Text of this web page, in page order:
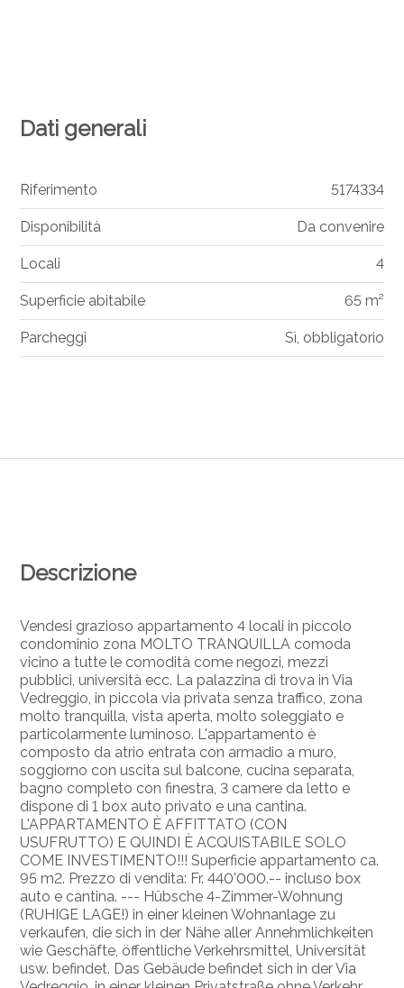
Descrizione
Vendesi grazioso appartamento 4 locali in piccolo
condominio zona MOLTO TRANQUILLA comoda
vicino a tutte le comodità come negozi, mezzi
pubblici, università ecc. La palazzina di trova in Via
Vedreggio, in piccola via privata senza traffico, zona
molto tranquilla, vista aperta, molto soleggiato e
particolarmente luminoso. L'appartamento è
composto da atrio entrata con armadio a muro,
soggiorno con uscita sul balcone, cucina separata,
bagno completo con finestra, 3 camere da letto e
dispone di 1 box auto privato e una cantina.
L'APPARTAMENTO È AFFITTATO (CON
USUFRUTTO) E QUINDI È ACQUISTABILE SOLO
COME INVESTIMENTO!!! Superficie appartamento ca.
95 m2. Prezzo di vendita: Fr. 440'000.-- incluso box
auto e cantina. --- Hübsche 4-Zimmer-Wohnung
(RUHIGE LAGE!) in einer kleinen Wohnanlage zu
verkaufen, die sich in der Nähe aller Annehmlichkeiten
wie Geschäfte, öffentliche Verkehrsmittel, Universität
usw. befindet. Das Gebäude befindet sich in der Via
Dati generali
Riferimento 5174334
Disponibilità Da convenire
Locali 4
Superficie abitabile 65 m²
Parcheggi Sì, obbligatorio